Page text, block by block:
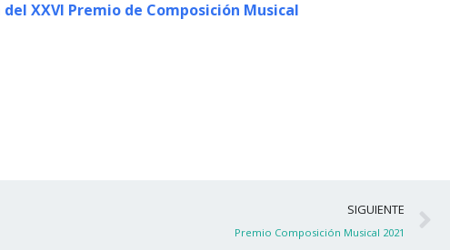
XXVI Premio de Composición Musical
SIGUIENTE
Premio Composición Musical 2021